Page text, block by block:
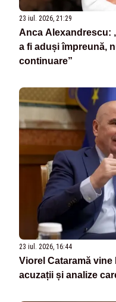
23 iul. 2026, 21:29
Anca Alexandrescu:
a fi aduși împreună,
continuare”
23 iul. 2026, 16:44
Viorel Cataramă
acuzații și analize